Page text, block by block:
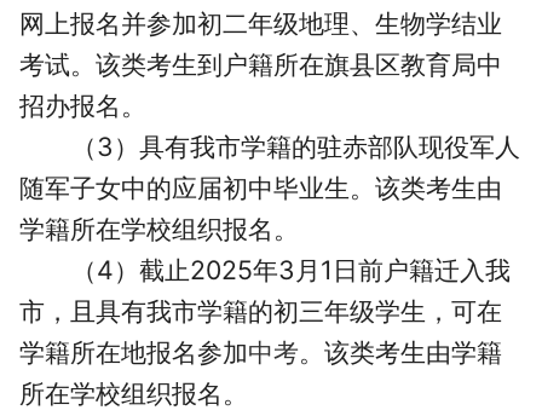
网上报名并参加初二年级地理、生物学结业
考试。该类考生到户籍所在旗县区教育局中
招办报名。
（3）具有我市学籍的驻赤部队现役军人
随军子女中的应届初中毕业生。该类考生由
学籍所在学校组织报名。
（4）截止2025年3月1日前户籍迁入我
市，且具有我市学籍的初三年级学生，可在
学籍所在地报名参加中考。该类考生由学籍
所在学校组织报名。